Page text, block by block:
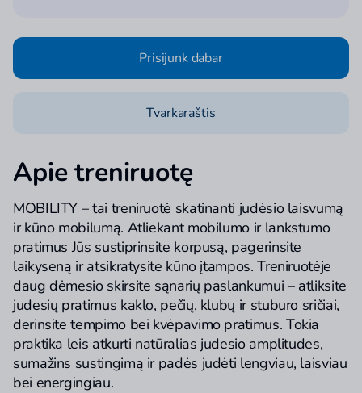
Prisijunk dabar
Tvarkaraštis
Apie treniruotę
MOBILITY – tai treniruotė skatinanti judėsio laisvumą
ir kūno mobilumą. Atliekant mobilumo ir lankstumo
pratimus Jūs sustiprinsite korpusą, pagerinsite
laikyseną ir atsikratysite kūno įtampos. Treniruotėje
daug dėmesio skirsite sąnarių paslankumui – atliksite
judesių pratimus kaklo, pečių, klubų ir stuburo sričiai,
derinsite tempimo bei kvėpavimo pratimus. Tokia
praktika leis atkurti natūralias judesio amplitudes,
sumažins sustingimą ir padės judėti lengviau, laisviau
bei energingiau.